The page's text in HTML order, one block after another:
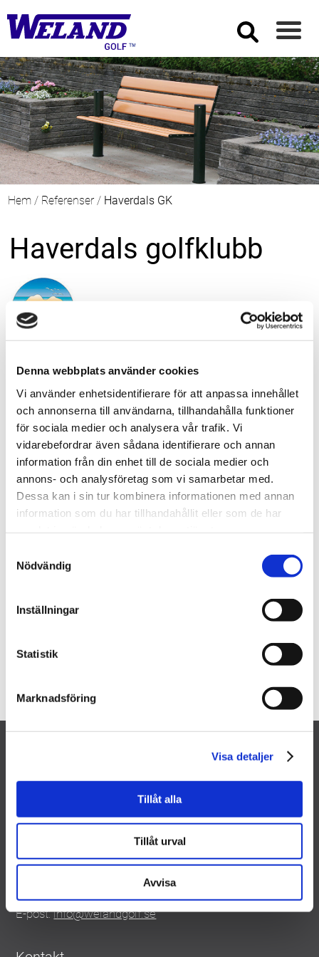
Denna webbplats använder cookies
Vi använder enhetsidentifierare för att anpassa innehållet
och annonserna till användarna, tillhandahålla funktioner
för sociala medier och analysera vår trafik. Vi
vidarebefordrar även sådana identifierare och annan
information från din enhet till de sociala medier och
annons- och analysföretag som vi samarbetar med.
Dessa kan i sin tur kombinera informationen med annan
information som du har tillhandahållit eller som de har
Nödvändig
Inställningar
Statistik
Marknadsföring
Visa detaljer
Tillåt alla
Tillåt urval
Avvisa
Hem / Referenser / Haverdals GK
Haverdals golfklubb
LEVERERADE PRODUKTER
Bänk beda
Weland Aluminium – Avd. Golf
342 30 Alvesta
Tel:0472 - 445 00
E-post:info@welandgolf.se